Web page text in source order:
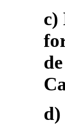
c)
d)